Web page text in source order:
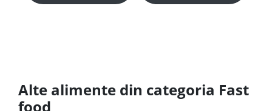
Alte alimente din categoria Fast
food